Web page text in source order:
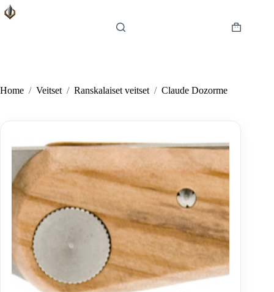
Skip
to
Shopping
Home / Veitset / Ranskalaiset veitset / Claude Dozorme